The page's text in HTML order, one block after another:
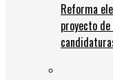
Reforma
proyecto